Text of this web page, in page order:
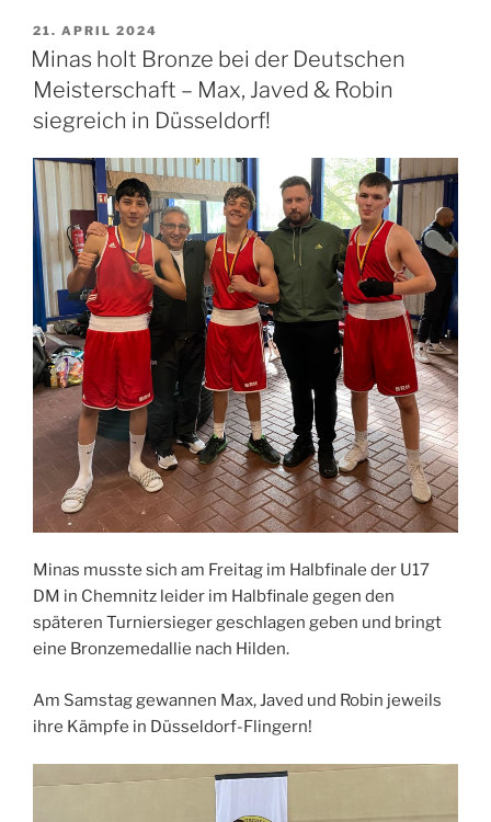
VERÖFFENTLICHT
AM
21. APRIL 2024
Minas holt Bronze bei der Deutschen
Meisterschaft – Max, Javed & Robin
siegreich in Düsseldorf!
Minas musste sich am Freitag im Halbfinale der U17
DM in Chemnitz leider im Halbfinale gegen den
späteren Turniersieger geschlagen geben und bringt
eine Bronzemedallie nach Hilden.
Am Samstag gewannen Max, Javed und Robin jeweils
ihre Kämpfe in Düsseldorf-Flingern!